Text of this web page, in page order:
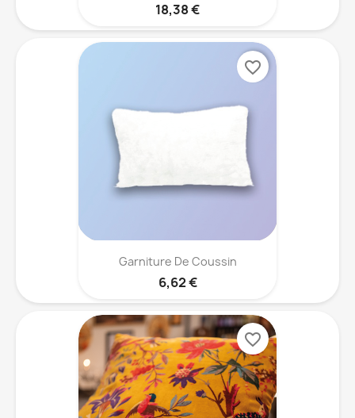
18,38 €
Garniture De Coussin
6,62 €
favorite_border
favorite_border